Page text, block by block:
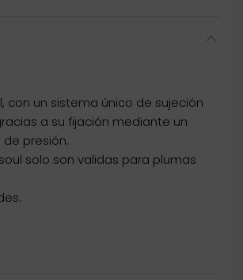
con un sistema único de sujeción
a su fijación mediante un
de presión.
solo son validas para plumas